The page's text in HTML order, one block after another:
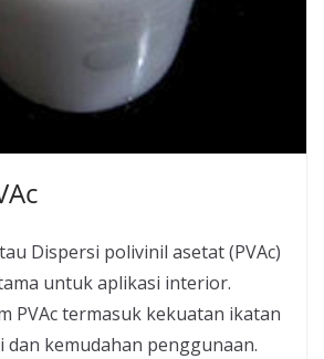
Dispersi polivinil asetat (PVAc)
untuk aplikasi interior.
PVAc termasuk kekuatan ikatan
dan kemudahan penggunaan.